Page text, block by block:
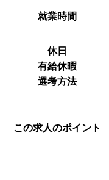
就業時間
休日
有給休暇
選考方法
この求人のポイント